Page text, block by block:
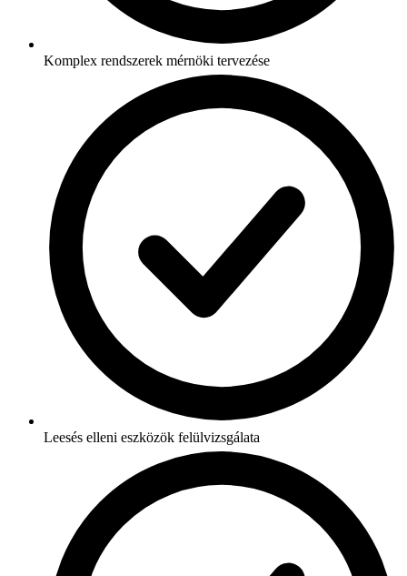
Komplex rendszerek mérnöki tervezése
Leesés elleni eszközök felülvizsgálata